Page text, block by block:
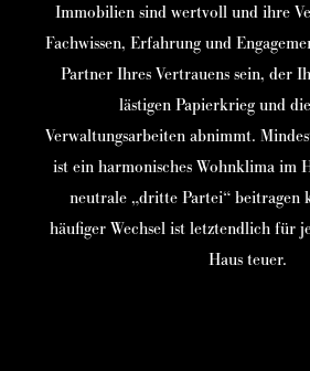
Immobilien sind wertvoll und ihre
Fachwissen, Erfahrung und
Partner Ihres Vertrauens sein, der
lästigen Papierkrieg und
Verwaltungsarbeiten abnimmt.
ist ein harmonisches Wohnklima im
neutrale „dritte Partei“ beitragen
häufiger Wechsel ist letztendlich für
Haus teuer.